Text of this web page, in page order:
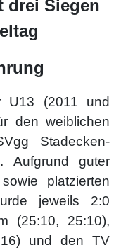
drei Siegen
U13 (2011 und
den weiblichen
Stadecken-
Aufgrund guter
platzierten
jeweils 2:0
(25:10, 25:10),
und den TV